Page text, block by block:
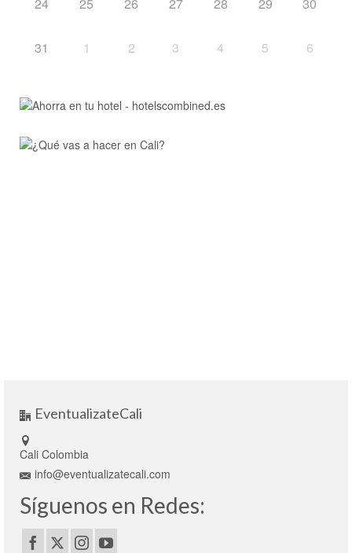
31 1 2 3 4 5 6
EventualizateCali
Cali Colombia
info@eventualizatecali.com
Síguenos en Redes: